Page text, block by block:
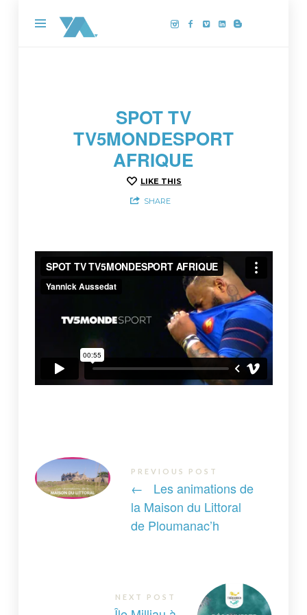
Yannick
Aussedat,
Côte
de
SPOT TV
TV5MONDESPORT
AFRIQUE
LIKE THIS
SHARE
PREVIOUS POST
←
Les animations de
la Maison du Littoral
de Ploumanac’h
NEXT POST